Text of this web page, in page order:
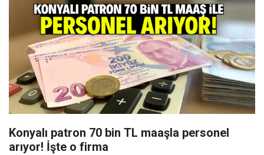
Konyalı patron 70 bin TL maaşla personel
arıyor! İşte o firma